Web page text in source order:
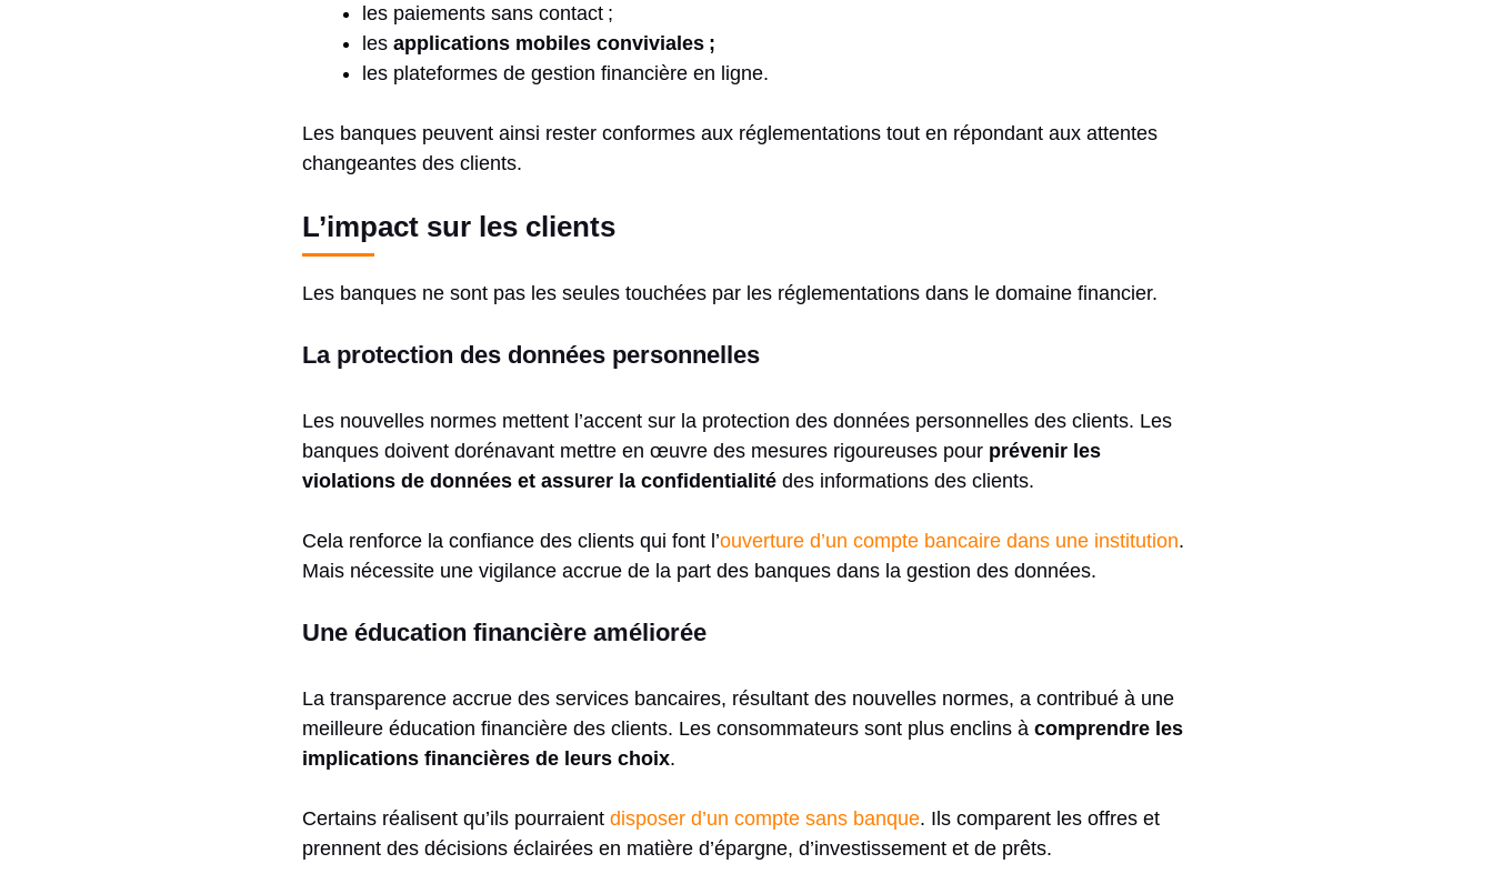
les paiements sans contact ;
les applications mobiles conviviales ;
les plateformes de gestion financière en ligne.
Les banques peuvent ainsi rester conformes aux réglementations tout en répondant aux attentes
changeantes des clients.
L’impact sur les clients
Les banques ne sont pas les seules touchées par les réglementations dans le domaine financier.
La protection des données personnelles
Les nouvelles normes mettent l’accent sur la protection des données personnelles des clients. Les
banques doivent dorénavant mettre en œuvre des mesures rigoureuses pour prévenir les
violations de données et assurer la confidentialité des informations des clients.
Cela renforce la confiance des clients qui font l’ouverture d’un compte bancaire dans une institution.
Mais nécessite une vigilance accrue de la part des banques dans la gestion des données.
Une éducation financière améliorée
La transparence accrue des services bancaires, résultant des nouvelles normes, a contribué à une
meilleure éducation financière des clients. Les consommateurs sont plus enclins à comprendre les
implications financières de leurs choix.
Certains réalisent qu’ils pourraient disposer d’un compte sans banque. Ils comparent les offres et
prennent des décisions éclairées en matière d’épargne, d’investissement et de prêts.